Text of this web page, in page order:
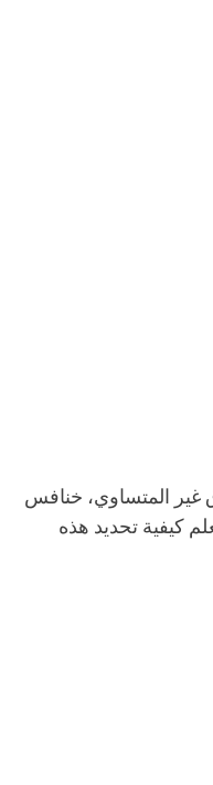
غير المتساوي، خنافس
كيفية تحديد هذه